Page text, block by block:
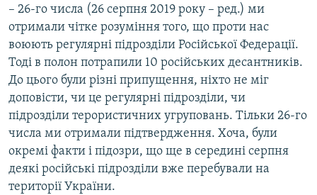
– 26-го числа (26 серпня 2019 року – ред.) ми
отримали чітке розуміння того, що проти нас
воюють регулярні підрозділи Російської Федерації.
Тоді в полон потрапили 10 російських десантників.
До цього були різні припущення, ніхто не міг
доповісти, чи це регулярні підрозділи, чи
підрозділи терористичних угруповань. Тільки 26-го
числа ми отримали підтвердження. Хоча, були
окремі факти і підозри, що ще в середині серпня
деякі російські підрозділи вже перебували на
території України.